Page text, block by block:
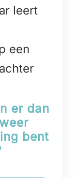
leert
een
er dan
bent